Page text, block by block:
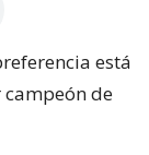
está
campeón de